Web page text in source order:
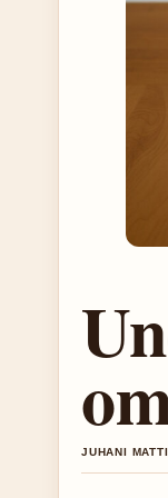
JUHANI